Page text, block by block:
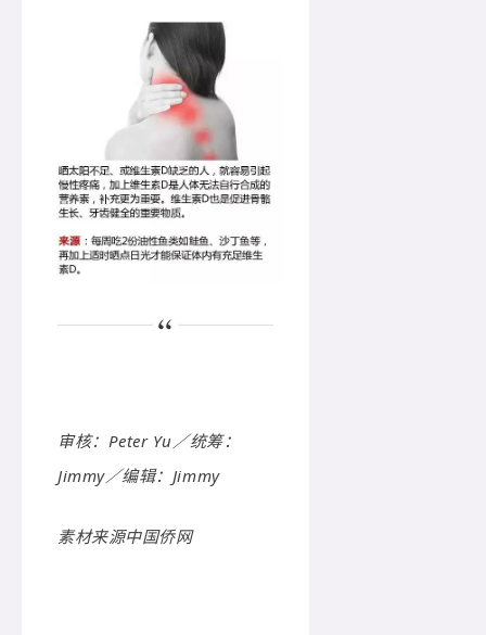
审核：Peter Yu／统筹：
Jimmy／编辑：Jimmy
素材来源中国侨网